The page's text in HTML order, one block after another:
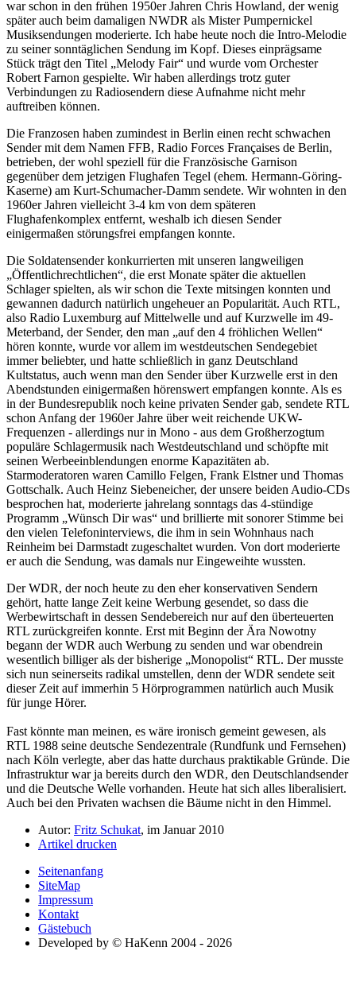
war schon in den frühen 1950er Jahren Chris Howland, der wenig
später auch beim damaligen NWDR als Mister Pumpernickel
Musiksendungen moderierte. Ich habe heute noch die Intro-Melodie
zu seiner sonntäglichen Sendung im Kopf. Dieses einprägsame
Stück trägt den Titel
Melody Fair
und wurde vom Orchester
Robert Farnon gespielte. Wir haben allerdings trotz guter
Verbindungen zu Radiosendern diese Aufnahme nicht mehr
auftreiben können.
Die Franzosen haben zumindest in Berlin einen recht schwachen
Sender mit dem Namen FFB, Radio Forces Françaises de Berlin,
betrieben, der wohl speziell für die Französische Garnison
gegenüber dem jetzigen Flughafen Tegel (ehem. Hermann-Göring-
Kaserne) am Kurt-Schumacher-Damm sendete. Wir wohnten in den
1960er Jahren vielleicht 3-4 km von dem späteren
Flughafenkomplex entfernt, weshalb ich diesen Sender
einigermaßen störungsfrei empfangen konnte.
Die Soldatensender konkurrierten mit unseren langweiligen
Öffentlichrechtlichen , die erst Monate später die aktuellen
Schlager spielten, als wir schon die Texte mitsingen konnten und
gewannen dadurch natürlich ungeheuer an Popularität. Auch RTL,
also Radio Luxemburg auf Mittelwelle und auf Kurzwelle im 49-
Meterband, der Sender, den man
auf den 4 fröhlichen Wellen
hören konnte, wurde vor allem im westdeutschen Sendegebiet
immer beliebter, und hatte schließlich in ganz Deutschland
Kultstatus, auch wenn man den Sender über Kurzwelle erst in den
Abendstunden einigermaßen hörenswert empfangen konnte. Als es
in der Bundesrepublik noch keine privaten Sender gab, sendete RTL
schon Anfang der 1960er Jahre über weit reichende UKW-
Frequenzen - allerdings nur in Mono - aus dem Großherzogtum
populäre Schlagermusik nach Westdeutschland und schöpfte mit
seinen Werbeeinblendungen enorme Kapazitäten ab.
Starmoderatoren waren Camillo Felgen, Frank Elstner und Thomas
Gottschalk. Auch Heinz Siebeneicher, der unsere beiden Audio-CDs
besprochen hat, moderierte jahrelang sonntags das 4-stündige
Programm
Wünsch Dir was
und brillierte mit sonorer Stimme bei
den vielen Telefoninterviews, die ihm in sein Wohnhaus nach
Reinheim bei Darmstadt zugeschaltet wurden. Von dort moderierte
er auch die Sendung, was damals nur Eingeweihte wussten.
Der WDR, der noch heute zu den eher konservativen Sendern
gehört, hatte lange Zeit keine Werbung gesendet, so dass die
Werbewirtschaft in dessen Sendebereich nur auf den überteuerten
RTL zurückgreifen konnte. Erst mit Beginn der Ära Nowotny
begann der WDR auch Werbung zu senden und war obendrein
wesentlich billiger als der bisherige
Monopolist
RTL. Der musste
sich nun seinerseits radikal umstellen, denn der WDR sendete seit
dieser Zeit auf immerhin 5 Hörprogrammen natürlich auch Musik
für junge Hörer.
Fast könnte man meinen, es wäre ironisch gemeint gewesen, als
RTL 1988 seine deutsche Sendezentrale (Rundfunk und Fernsehen)
nach Köln verlegte, aber das hatte durchaus praktikable Gründe. Die
Infrastruktur war ja bereits durch den WDR, den Deutschlandsender
und die Deutsche Welle vorhanden. Heute hat sich alles liberalisiert.
Auch bei den Privaten wachsen die Bäume nicht in den Himmel.
Autor: Fritz Schukat, im Januar 2010
Artikel drucken
Seitenanfang
SiteMap
Impressum
Kontakt
Gästebuch
Developed by © HaKenn 2004 - 2026